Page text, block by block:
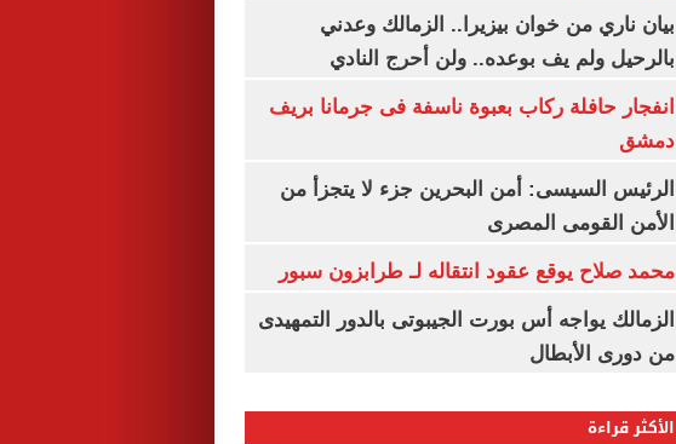
بيان ناري من خوان بيزيرا.. الزمالك وعدني
بالرحيل ولم يف بوعده.. ولن أحرج النادي
انفجار حافلة ركاب بعبوة ناسفة فى جرمانا بريف
دمشق
الرئيس السيسى: أمن البحرين جزء لا يتجزأ من
الأمن القومى المصرى
محمد صلاح يوقع عقود انتقاله لـ طرابزون سبور
الزمالك يواجه أس بورت الجيبوتى بالدور التمهيدى
من دورى الأبطال
الأكثر قراءة